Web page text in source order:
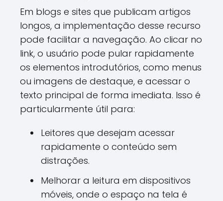
Em blogs e sites que publicam artigos
longos, a implementação desse recurso
pode facilitar a navegação. Ao clicar no
link, o usuário pode pular rapidamente
os elementos introdutórios, como menus
ou imagens de destaque, e acessar o
texto principal de forma imediata. Isso é
particularmente útil para:
Leitores que desejam acessar
rapidamente o conteúdo sem
distrações.
Melhorar a leitura em dispositivos
móveis, onde o espaço na tela é